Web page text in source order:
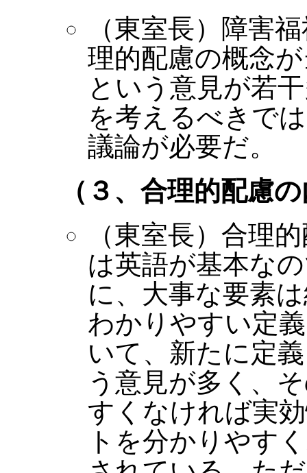
（東室長）障害
理的配慮の概念
という意見が若
を考えるべきで
議論が必要だ。
（３、合理的配慮
（東室長）合理
は英語が基本な
に、大事な要素
わかりやすい定
いて、新たに定
う意見が多く、
すくなければ実
トを分かりやす